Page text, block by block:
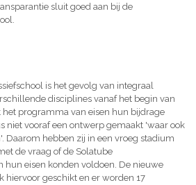
sluit goed aan bij de
is het gevolg van integraal
disciplines vanaf het begin van
programma van eisen hun bijdrage
niet vooraf een ontwerp gemaakt 'waar ook
Daarom hebben zij in een vroeg stadium
de vraag of de Solatube
hun eisen konden voldoen. De nieuwe
hiervoor geschikt en er worden 17